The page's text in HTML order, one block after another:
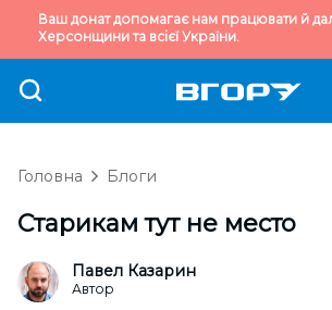
Ваш донат допомагає нам працювати й
Херсонщини та всієї України.
Головна Блоги
Старикам тут не место
Павел Казарин
Автор